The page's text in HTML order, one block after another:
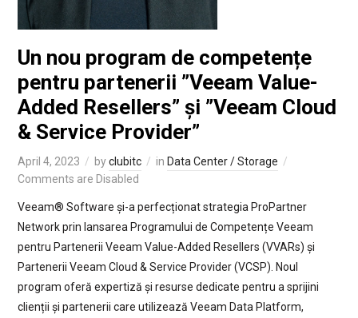
Un nou program de competențe
pentru partenerii ”Veeam Value-
Added Resellers” și ”Veeam Cloud
& Service Provider”
April 4, 2023 byclubitc in Data Center / Storage
Comments are Disabled
Veeam® Software și-a perfecționat strategia ProPartner
Network prin lansarea Programului de Competențe Veeam
pentru Partenerii Veeam Value-Added Resellers (VVARs) și
Partenerii Veeam Cloud & Service Provider (VCSP). Noul
program oferă expertiză și resurse dedicate pentru a sprijini
clienții și partenerii care utilizează Veeam Data Platform,